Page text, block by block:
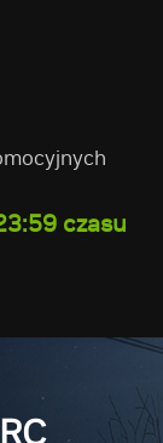
czasu